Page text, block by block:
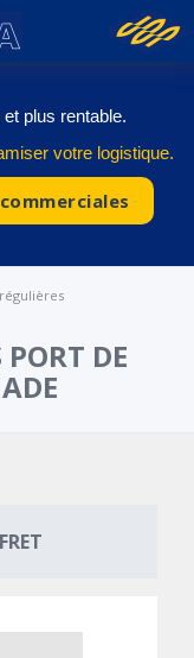
plus rentable.
votre logistique.
PORT DE